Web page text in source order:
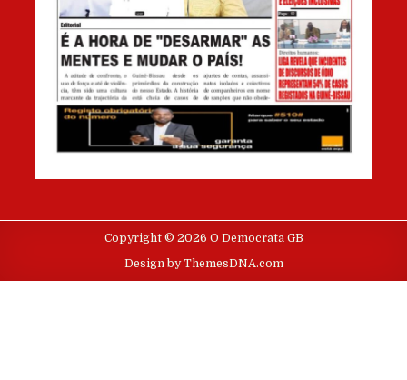
Copyright © 2026 O Democrata GB
Design by ThemesDNA.com